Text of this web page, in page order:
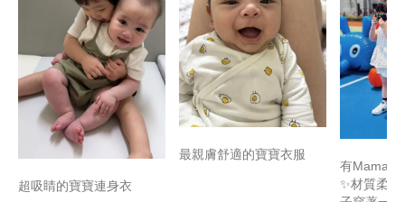
超吸睛的寶寶連身衣
最親膚舒適的寶寶衣服
有
✨材質柔